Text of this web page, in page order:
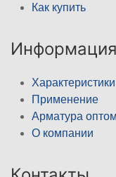
Как купить
Информация
Характеристики
Применение
Арматура оптом
О компании